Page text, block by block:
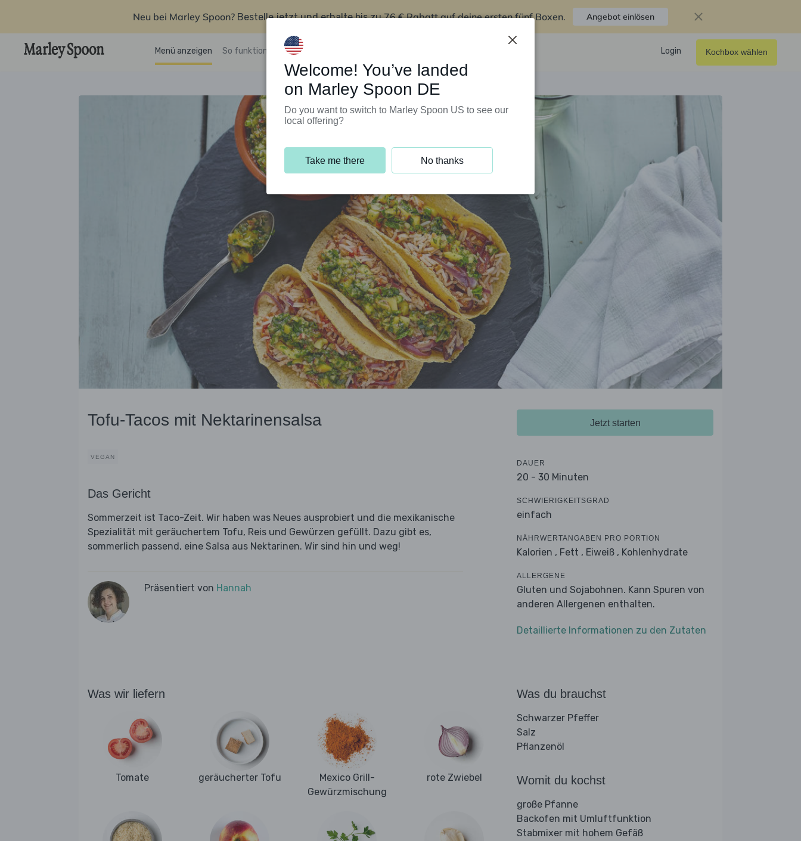
Neu bei Marley Spoon? Bestelle jetzt und erhalte bis zu76 € Rabatt auf deine ersten fünf Boxen. Angebot einlösen
Menü anzeigen So funktioniert’s Kundenservice Login Kochbox wählen
Tofu-Tacos mit Nektarinensalsa
VEGAN
Das Gericht
Sommerzeit ist Taco-Zeit. Wir haben was Neues ausprobiert und die mexikanische
Spezialität mit geräuchertem Tofu, Reis und Gewürzen gefüllt. Dazu gibt es,
sommerlich passend, eine Salsa aus Nektarinen. Wir sind hin und weg!
Präsentiert von Hannah
Jetzt starten
DAUER
20 - 30 Minuten
SCHWIERIGKEITSGRAD
einfach
NÄHRWERTANGABEN PRO PORTION
Kalorien , Fett , Eiweiß , Kohlenhydrate
ALLERGENE
Gluten und Sojabohnen. Kann Spuren von
anderen Allergenen enthalten.
Detaillierte Informationen zu den Zutaten
Was wir liefern
Tomate geräucherter Tofu
Mexico Grill-
Gewürzmischung
rote Zwiebel
Was du brauchst
Schwarzer Pfeffer
Salz
Pflanzenöl
Womit du kochst
große Pfanne
Backofen mit Umluftfunktion
Stabmixer mit hohem Gefäß
Welcome! You’ve landed
on Marley Spoon DE
Do you want to switch to Marley Spoon US to see our
local offering?
Take me there No thanks